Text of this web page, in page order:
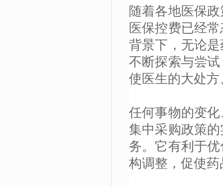
随着各地医保
医保控费已经
背景下，无论
不断探索与尝
使医生的大处
任何事物的变
集中采购政策
务。它有利于
构调整，促使